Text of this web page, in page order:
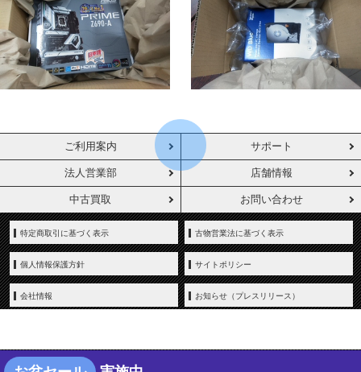
ご利用案内 サポート
法人営業部 店舗情報
中古買取 お問い合わせ
特定商取引に基づく表示 古物営業法に基づく表示
個人情報保護方針 サイトポリシー
会社情報 お知らせ（プレスリリース）